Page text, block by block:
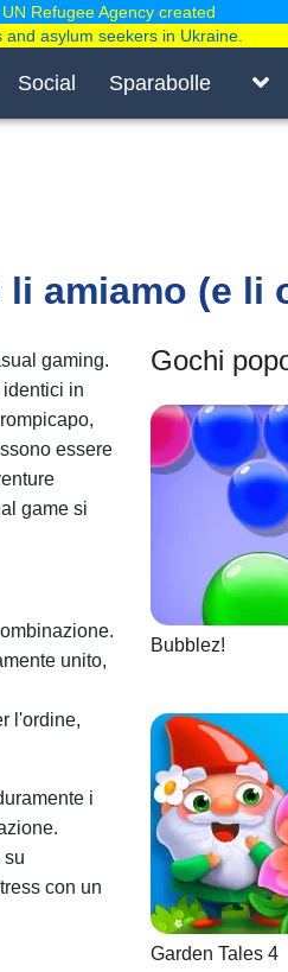
Social Sparabolle
amiamo (e li
gaming.
in
essere
game si
unito,
l'ordine,
i
su
con un
Gochi
Bubblez!
Garden Tales 4
Refugee Agency created
asylum seekers in Ukraine.